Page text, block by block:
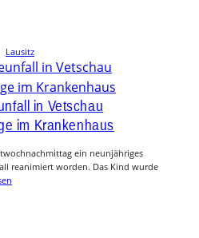
Lausitz
in Vetschau
im Krankenhaus
ein neunjähriges
reanimiert worden. Das Kind wurde